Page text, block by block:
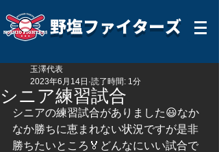
野塩ファイターズ
シニア練習試合
玉澤代表
2023年6月14日 読了時間: 1分
シニアの練習試合がありました😃なか
なか勝ちに恵まれない状況ですが是非
勝ちたいところ🏅どんなにいい試合で